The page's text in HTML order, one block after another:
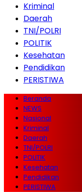
Kriminal
Daerah
TNI/POLRI
POLITIK
Kesehatan
Pendidikan
PERISTIWA
Beranda
NEWS
Nasional
Kriminal
Daerah
TNI/POLRI
POLITIK
Kesehatan
Pendidikan
PERISTIWA